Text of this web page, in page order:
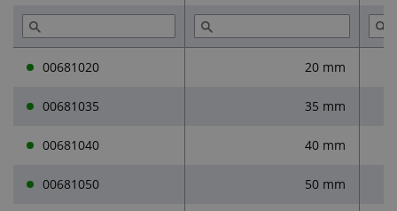
Lesen Sie (2)
00681020 20 mm
00681035 35 mm
00681040 40 mm
00681050 50 mm